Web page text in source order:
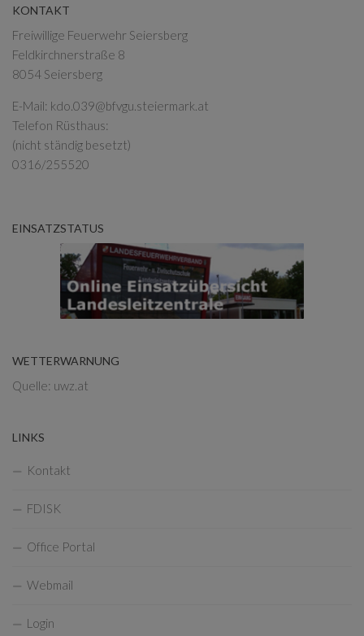
KONTAKT
Freiwillige Feuerwehr Seiersberg
Feldkirchnerstraße 8
8054 Seiersberg
E-Mail: kdo.039@bfvgu.steiermark.at
Telefon Rüsthaus:
(nicht ständig besetzt)
0316/255520
EINSATZSTATUS
WETTERWARNUNG
Quelle: uwz.at
LINKS
Kontakt
FDISK
Office Portal
Webmail
Login